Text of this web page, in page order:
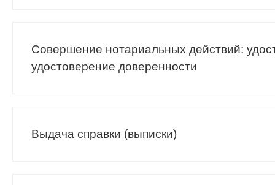
Совершение нотариальных действий:
удостоверение доверенности
Выдача справки (выписки)